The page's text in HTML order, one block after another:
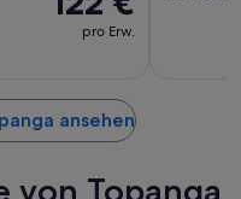
pro Erw.
ansehen
von Topanga